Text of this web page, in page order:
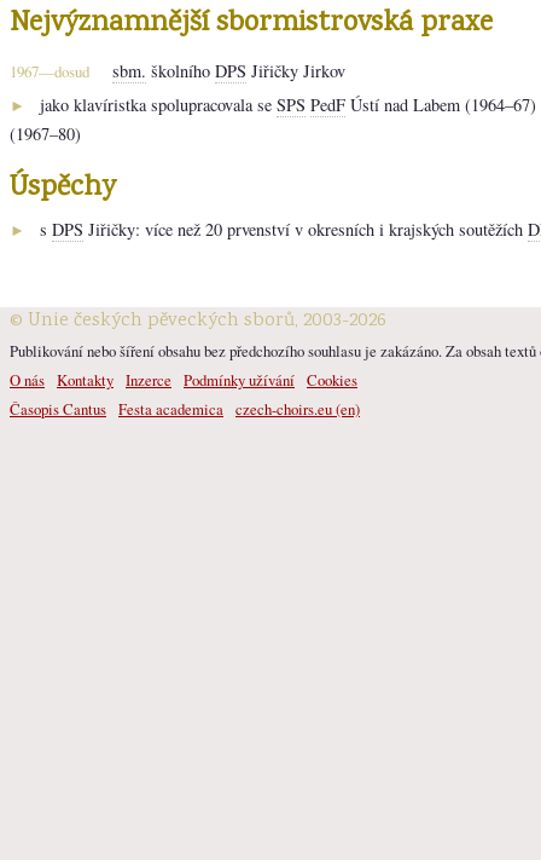
Nejvýznamnější sbormistrovská praxe
1967—dosud sbm. školního DPS Jiřičky Jirkov
► jako klavíristka spolupracovala se SPS PedF Ústí nad Labem
(1967–80)
Úspěchy
► s DPS Jiřičky: více než 20 prvenství v okresních i krajských soutěžích
© Unie českých pěveckých sborů, 2003-2026
Publikování nebo šíření obsahu bez předchozího souhlasu je zakázáno. Za obsah
O nás Kontakty Inzerce Podmínky užívání Cookies
Časopis Cantus Festa academica czech-choirs.eu (en)